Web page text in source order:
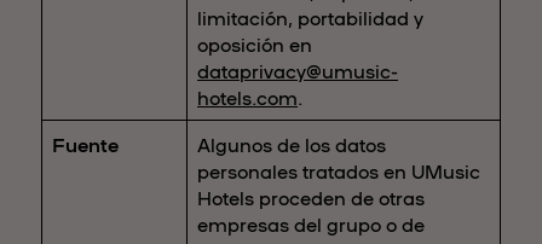
limitación, portabilidad y
oposición en
dataprivacy@umusic-
hotels.com.
Fuente
Algunos de los datos
personales tratados en UMusic
Hotels proceden de otras
empresas del grupo o de